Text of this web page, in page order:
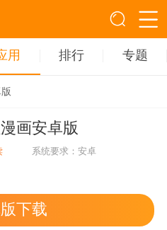
用 排行 专题
画安卓版
系统要求：安卓
下载